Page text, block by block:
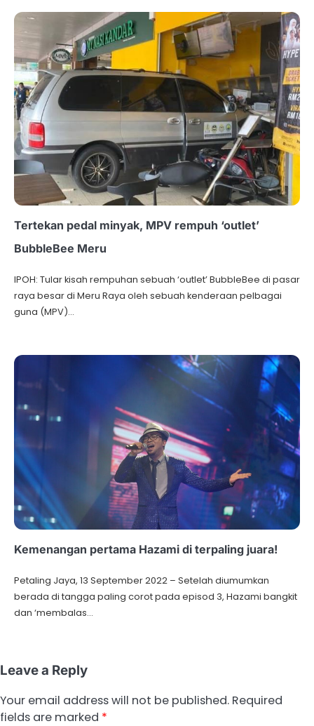
Tertekan pedal minyak, MPV rempuh ‘outlet’
BubbleBee Meru
IPOH: Tular kisah rempuhan sebuah ‘outlet’ BubbleBee di pasar
raya besar di Meru Raya oleh sebuah kenderaan pelbagai
guna (MPV)…
Kemenangan pertama Hazami di terpaling juara!
Petaling Jaya, 13 September 2022 – Setelah diumumkan
berada di tangga paling corot pada episod 3, Hazami bangkit
dan ‘membalas…
Leave a Reply
Your email address will not be published. Required
fields are marked *